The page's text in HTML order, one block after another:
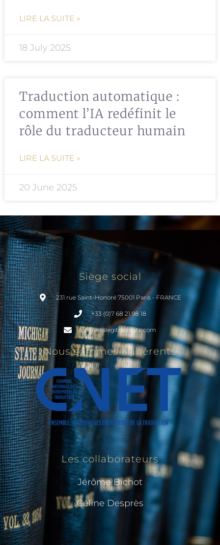
LIRE LA SUITE »
18 July 2025
Traduction automatique :
comment l’IA redéfinit le
rôle du traducteur humain
LIRE LA SUITE »
20 June 2025
Siège social
231 rue Saint-Honoré 75001 Paris - FRANCE
+33 (0)7 68 21 98 18
please@legitranslate.com
Nous sommes adhérents
Les collaborateurs
Jérôme Bichot
Céline Desprès